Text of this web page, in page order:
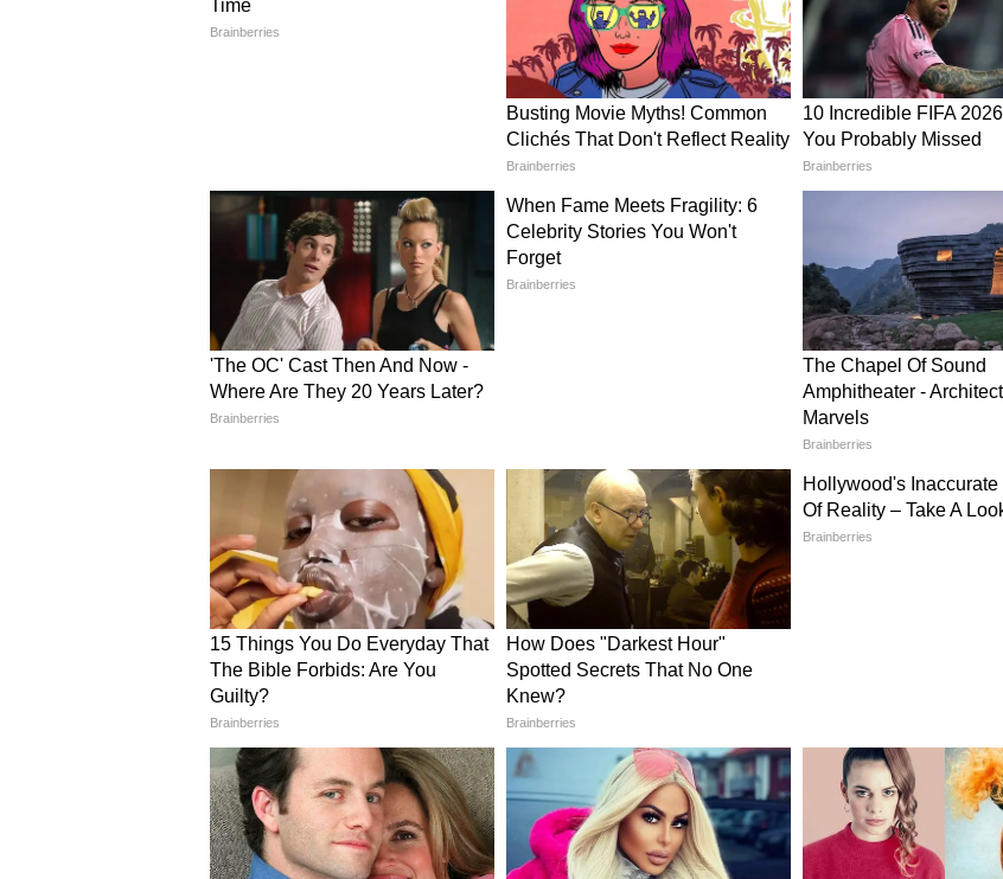
विवाद बढ़ने के बाद उर्फी जावेद ने इंस्टाग्राम स्टोरी के जरिए रिएक्शन दिया। उन्होंने लिखा, ""क्या
अब हम रेप जैसी घटनाओं पर भी मजाक कर रहे हैं? ठीक है। पुरुष कॉमेडियंस से मेरी एक गुजारिश
है कि कृपया अपनी टीम में कुछ महिलाओं को भी शामिल करें, ताकि आप लोगों में थोड़ी
संवेदनशीलता आ सके।" उर्फी का यह रिएक्शन सोशल मीडिया पर तेजी से वायरल हो रहा है और
कई लोगों ने उनके बयान का समर्थन किया है।
उर्फी जावेद ने स्टैंड-अप कॉमेडी कल्चर पर उठाए सवाल
उर्फी जावेद ने सिर्फ एक कॉमेडियन को निशाना नहीं बनाया, बल्कि उस माहौल की भी आलोचना की
जिसमें संवेदनशील विषयों पर किए गए मजाक को मनोरंजन के तौर पर स्वीकार किया जाता है।
उनका मानना है कि सार्वजनिक मंचों पर पेश किए जाने वाले कंटेंट में सामाजिक जिम्मेदारी और
संवेदनशीलता भी जरूरी है।
यह भी पढ़ें :
'बिग बॉस 19' के प्रणीत मोरे ने '370 रुपए की बिरयानी' विवाद में मांगी माफ़ी, बोले-
मधुर विरली का इंस्टाग्राम अकाउंट हटने से बढ़ी चर्चा
विवाद के बीच मधुर विरली का इंस्टाग्राम अकाउंट अब दिखाई नहीं दे रहा है। रिपोर्ट्स के मुताबिक
अकाउंट हटाए जाने या डिलीट होने के बाद सोशल मीडिया पर चर्चाएं और तेज हो गई हैं। हालांकि
इस मामले पर मधुर विरली की ओर से कोई बयान सामने नहीं आया है। लेकिन इसे लेकर सोशल
मीडिया दो हिस्सों में बंटा नजर आ रहा है। एक वर्ग का कहना है कि कॉमेडी के नाम पर किसी भी
संवेदनशील विषय को मजाक का हिस्सा नहीं बनाया जाना चाहिए। वहीं कुछ लोग अभिव्यक्ति की
स्वतंत्रता और कॉमेडी की सीमाओं को लेकर अलग राय रखते हैं।
कौन हैं मधुर विरली?
मधुर विरली एक भारतीय कॉमेडियन, लेखक और यूट्यूबर स्टैंड-अप कॉमेडियन हैं, जिन्होंने IIT
दिल्ली में रहते हुए कॉलेज के ओपन-माइक इवेंट्स से अपनी परफॉर्मेंस की शुरुआत की थी। धीरे-